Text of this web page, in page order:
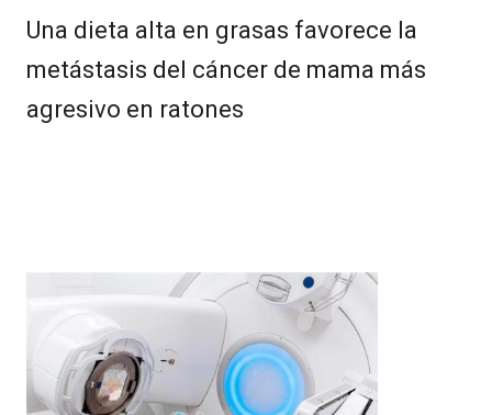
Una dieta alta en grasas favorece la
metástasis del cáncer de mama más
agresivo en ratones